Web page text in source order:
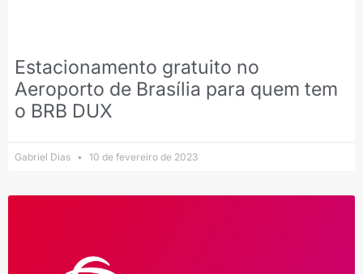
Estacionamento gratuito no
Aeroporto de Brasília para quem tem
o BRB DUX
Gabriel Dias 10 de fevereiro de 2023